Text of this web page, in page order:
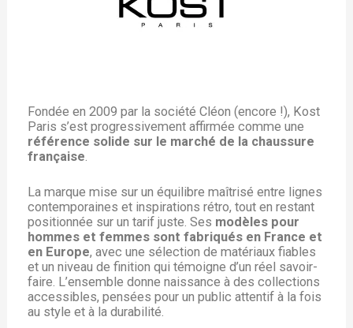
Fondée en 2009 par la société Cléon (encore !), Kost
Paris s’est progressivement affirmée comme une
référence solide sur le marché de la chaussure
française.
La marque mise sur un équilibre maîtrisé entre lignes
contemporaines et inspirations rétro, tout en restant
positionnée sur un tarif juste. Ses modèles pour
hommes et femmes sont fabriqués en France et
en Europe, avec une sélection de matériaux fiables
et un niveau de finition qui témoigne d’un réel savoir-
faire. L’ensemble donne naissance à des collections
accessibles, pensées pour un public attentif à la fois
au style et à la durabilité.